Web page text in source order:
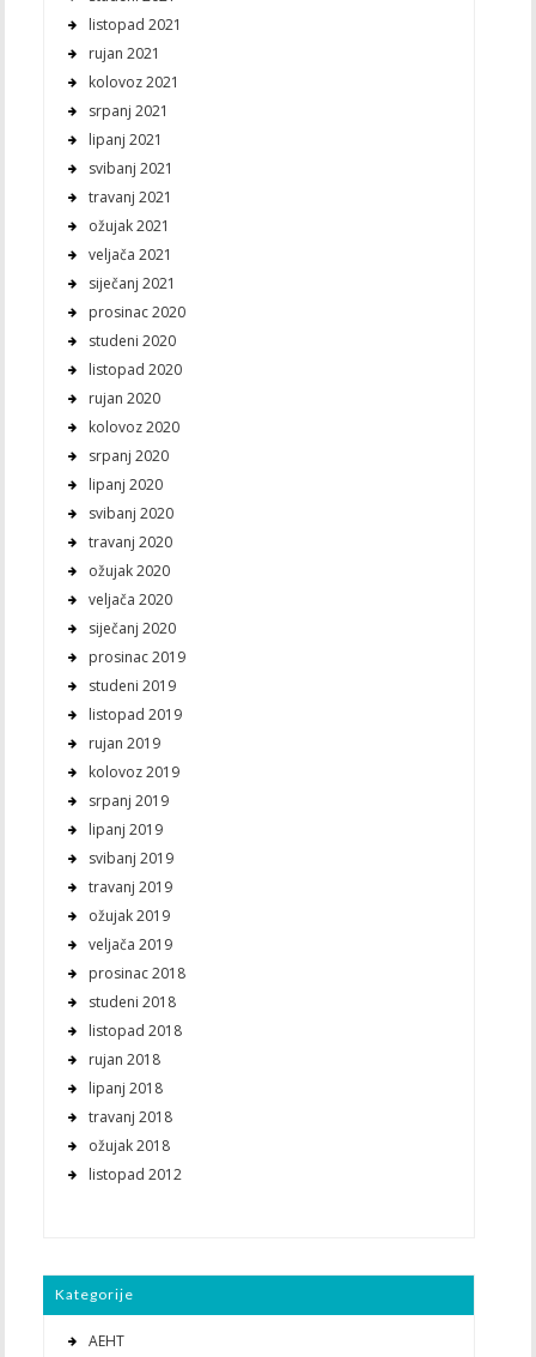
listopad 2021
rujan 2021
kolovoz 2021
srpanj 2021
lipanj 2021
svibanj 2021
travanj 2021
ožujak 2021
veljača 2021
siječanj 2021
prosinac 2020
studeni 2020
listopad 2020
rujan 2020
kolovoz 2020
srpanj 2020
lipanj 2020
svibanj 2020
travanj 2020
ožujak 2020
veljača 2020
siječanj 2020
prosinac 2019
studeni 2019
listopad 2019
rujan 2019
kolovoz 2019
srpanj 2019
lipanj 2019
svibanj 2019
travanj 2019
ožujak 2019
veljača 2019
prosinac 2018
studeni 2018
listopad 2018
rujan 2018
lipanj 2018
travanj 2018
ožujak 2018
listopad 2012
Kategorije
AEHT